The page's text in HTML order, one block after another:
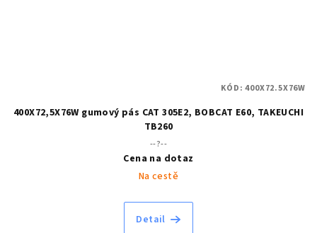
400X72,5X76W gumový pás CAT 305E2, BOBCAT E60, TAKEUCHI
TB260
--?--
Cena na dotaz
Na cestě
Detail
KÓD:400X72.5X76W